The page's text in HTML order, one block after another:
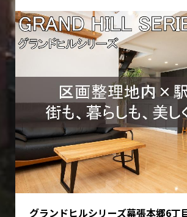
グランドヒルシリーズ幕張本郷6丁